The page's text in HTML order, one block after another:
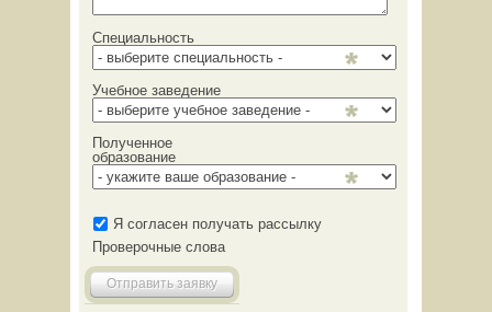
Специальность
Учебное заведение
Полученное
образование
Я согласен получать рассылку
Проверочные слова
Отправить заявку